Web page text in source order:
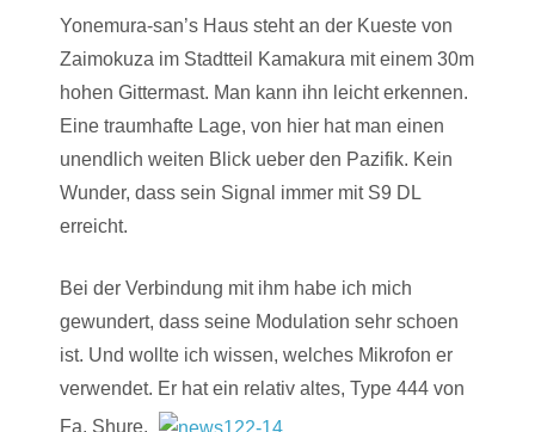
Yonemura-san’s Haus steht an der Kueste von
Zaimokuza im Stadtteil Kamakura mit einem 30m
hohen Gittermast. Man kann ihn leicht erkennen.
Eine traumhafte Lage, von hier hat man einen
unendlich weiten Blick ueber den Pazifik. Kein
Wunder, dass sein Signal immer mit S9 DL
erreicht.
Bei der Verbindung mit ihm habe ich mich
gewundert, dass seine Modulation sehr schoen
ist. Und wollte ich wissen, welches Mikrofon er
verwendet. Er hat ein relativ altes, Type 444 von
Fa. Shure.